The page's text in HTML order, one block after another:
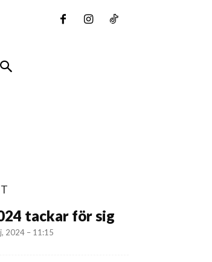
tackar för sig
2024 – 11:15